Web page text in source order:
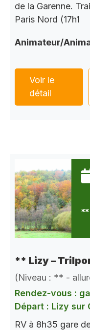
de la Garenne.
Paris Nord (17h1
Animateur/
Voir le
détail
** Lizy –
(Niveau : ** -
Rendez-vous :
Départ : Lizy sur
RV à 8h35 gare